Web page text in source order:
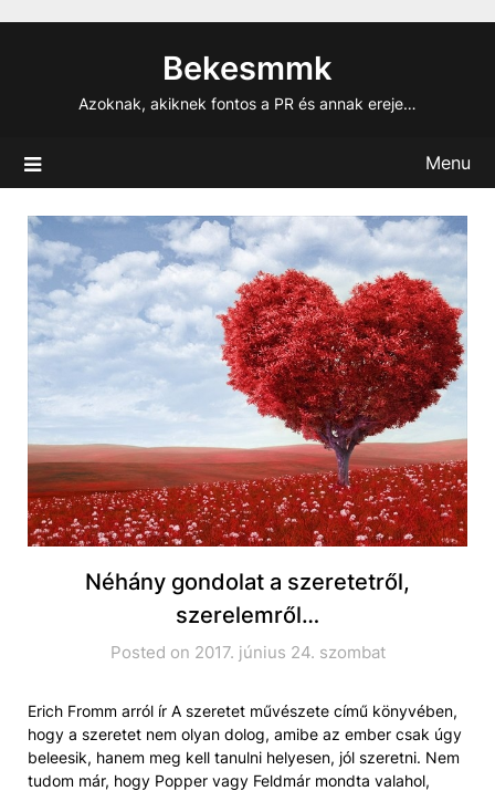
Bekesmmk
Azoknak, akiknek fontos a PR és annak ereje…
Menu
Néhány gondolat a szeretetről,
szerelemről…
Posted on 2017. június 24. szombat
Erich Fromm arról ír A szeretet művészete című könyvében,
hogy a szeretet nem olyan dolog, amibe az ember csak úgy
beleesik, hanem meg kell tanulni helyesen, jól szeretni. Nem
tudom már, hogy Popper vagy Feldmár mondta valahol,